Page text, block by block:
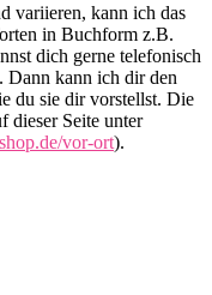
variieren, kann ich das
in Buchform z.B.
dich gerne telefonisch
Dann kann ich dir den
du sie dir vorstellst. Die
dieser Seite unter
vor-ort).